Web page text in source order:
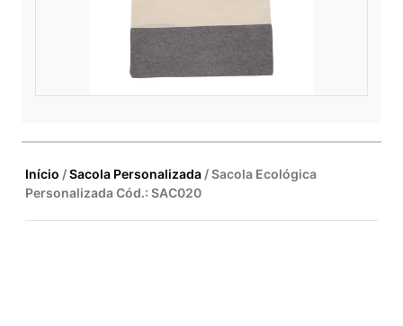
Início /Sacola Personalizada / Sacola Ecológica
Personalizada Cód.: SAC020